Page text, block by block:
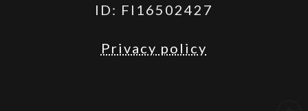
ID: FI16502427
Privacy policy